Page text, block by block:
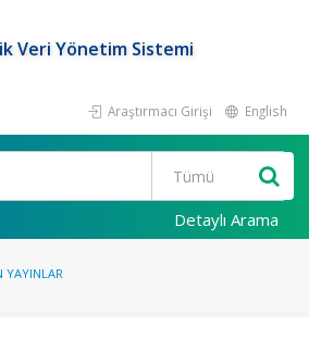
Veri Yönetim Sistemi
Araştırmacı Girişi English
Detaylı Arama
YAYINLAR